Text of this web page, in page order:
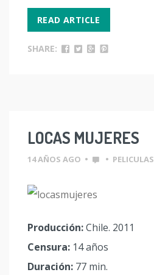
READ ARTICLE
SHARE:
LOCAS MUJERES
14 AÑOS AGO • • PELICULAS
Producción:Chile. 2011
Censura: 14 años
Duración: 77 min.